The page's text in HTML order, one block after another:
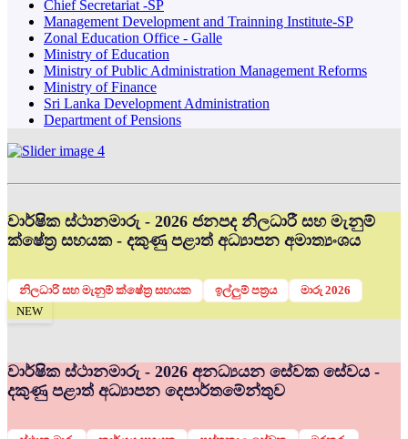
Chief Secretariat -SP
Management Development and Trainning Institute-SP
Zonal Education Office - Galle
Ministry of Education
Ministry of Public Administration Management Reforms
Ministry of Finance
Sri Lanka Development Administration
Department of Pensions
වාර්ෂික ස්ථානමාරු - 2026 ජනපද නිලධාරී සහ මැනුම්
ක්ෂේත්‍ර සහයක - දකුණු පළාත් අධ්‍යාපන අමාත්‍යංශය
නිලධාරි සහ මැනුම් ක්ෂේත්‍ර සහයක ඉල්ලුම් පත්‍රය
මාරු 2026
NEW
වාර්ෂික ස්ථානමාරු - 2026 අනධ්‍යයන සේවක සේවය -
දකුණු පළාත් අධ්‍යාපන දෙපාර්තමේන්තුව